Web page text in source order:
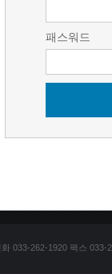
패스워드
033-262-1920 팩스 033-